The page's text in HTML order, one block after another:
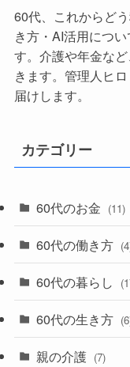
60代、これからど
き方・AI活用につ
す。介護や年金な
きます。管理人ヒ
届けします。
カテゴリー
60代のお金 (11)
60代の働き方
60代の暮らし
60代の生き方
親の介護 (7)